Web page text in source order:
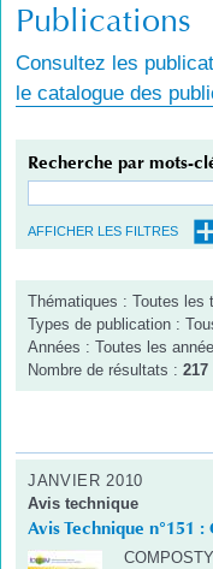
Publications
Consultez les
le catalogue des
Recherche par mots-
AFFICHER LES FILTRES
Thématiques : Toutes les
Types de publication :
Années : Toutes les
Nombre de résultats : 217
JANVIER 2010
Avis technique
Avis Technique n°151